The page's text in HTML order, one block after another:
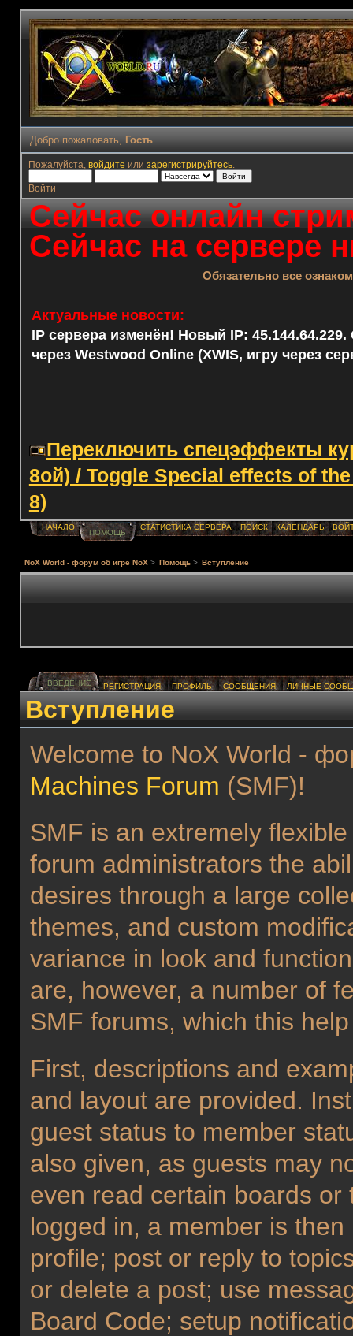
Добро пожаловать, Гость
Пожалуйста, войдите или зарегистрируйтесь.
Войти
Сейчас онлайн
Сейчас на сервере
Обязательно все
Актуальные новости:
IP сервера изменён! Новый IP: 45.144.64.229.
через Westwood Online (XWIS, игру через
Переключить спецэффекты
8ой) / Toggle Special effects of
8)
НАЧАЛО
ПОМОЩЬ
СТАТИСТИКА СЕРВЕРА ПОИСК КАЛЕНДАРЬ
NoX World - форум об игре NoX > Помощь > Вступление
ВВЕДЕНИЕ РЕГИСТРАЦИЯ ПРОФИЛЬ СООБЩЕНИЯ ЛИЧНЫЕ
Вступление
Welcome to NoX World -
Machines Forum (SMF)!
SMF is an extremely
forum administrators the
desires through a large
themes, and custom
variance in look and
are, however, a number of
SMF forums, which this
First, descriptions and
and layout are provided.
guest status to member
also given, as guests may
even read certain boards
logged in, a member is
profile; post or reply to
or delete a post; use
Board Code; setup